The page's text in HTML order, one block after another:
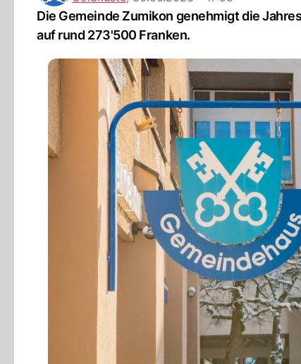
Die Gemeinde Zumikon genehmigt die
auf rund 273'500 Franken.